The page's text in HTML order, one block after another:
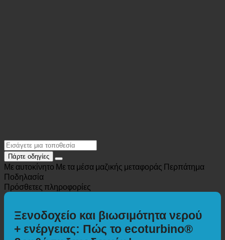
Πάρτε οδηγίες
Με αυτοκίνητοΜε τα μέσα μαζικής μεταφοράςΠερπάτημα
Πρόσθετες πληροφορίες